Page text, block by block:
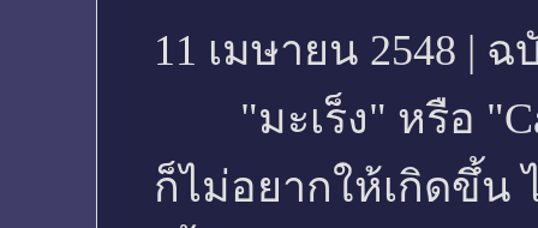
11 เมษายน 2548 | ฉ
"มะเร็ง" หรือ
ก็ไม่อยากให้เกิดขึ้น